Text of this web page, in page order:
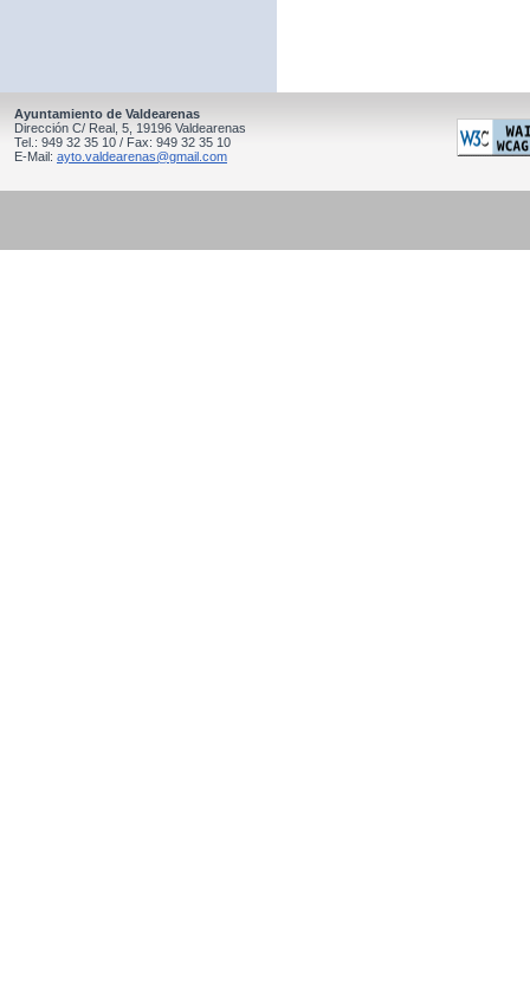
Ayuntamiento de Valdearenas
Dirección C/ Real, 5, 19196 Valdearenas
Tel.: 949 32 35 10 / Fax: 949 32 35 10
E-Mail: ayto.valdearenas@gmail.com